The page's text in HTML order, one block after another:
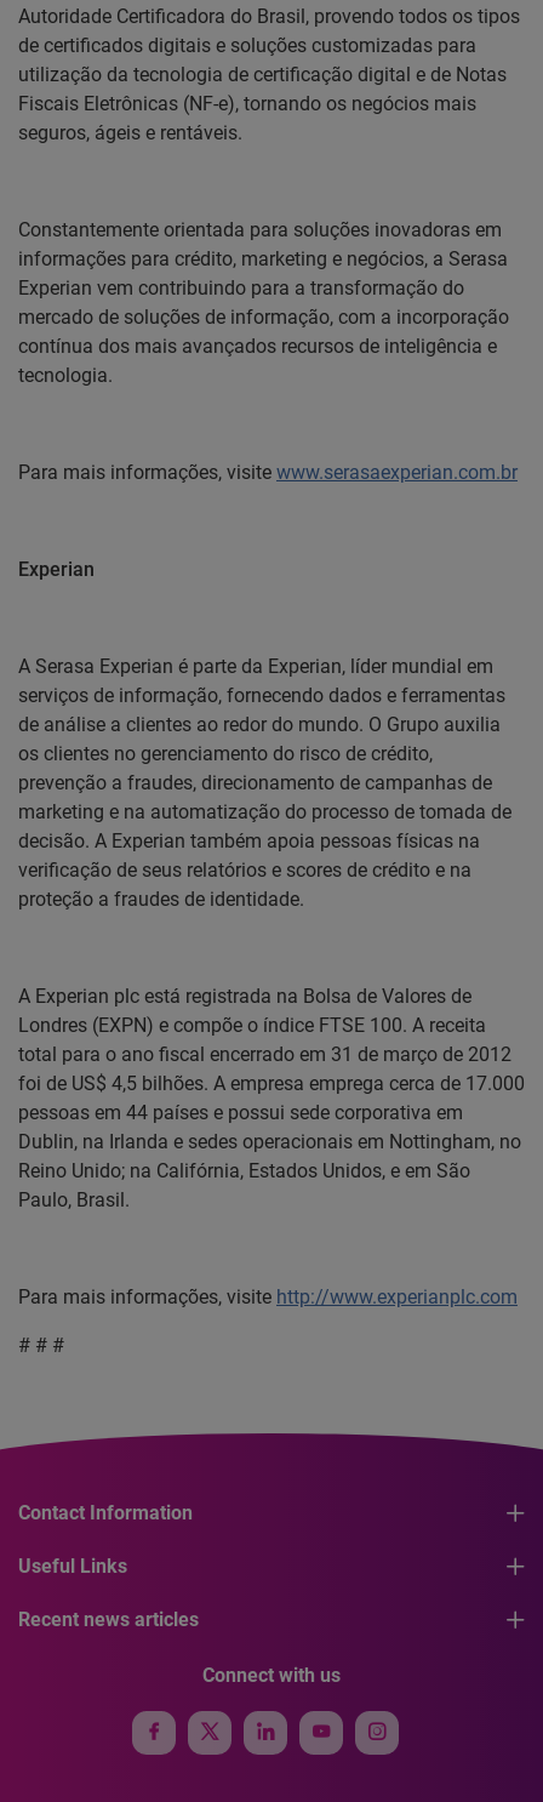
Autoridade Certificadora do Brasil, provendo todos os tipos
de certificados digitais e soluções customizadas para
utilização da tecnologia de certificação digital e de Notas
Fiscais Eletrônicas (NF-e), tornando os negócios mais
seguros, ágeis e rentáveis.
Constantemente orientada para soluções inovadoras em
informações para crédito, marketing e negócios, a Serasa
Experian vem contribuindo para a transformação do
mercado de soluções de informação, com a incorporação
contínua dos mais avançados recursos de inteligência e
tecnologia.
Para mais informações, visite www.serasaexperian.com.br
Experian
A Serasa Experian é parte da Experian, líder mundial em
serviços de informação, fornecendo dados e ferramentas
de análise a clientes ao redor do mundo. O Grupo auxilia
os clientes no gerenciamento do risco de crédito,
prevenção a fraudes, direcionamento de campanhas de
marketing e na automatização do processo de tomada de
decisão. A Experian também apoia pessoas físicas na
verificação de seus relatórios e scores de crédito e na
proteção a fraudes de identidade.
A Experian plc está registrada na Bolsa de Valores de
Londres (EXPN) e compõe o índice FTSE 100. A receita
total para o ano fiscal encerrado em 31 de março de 2012
foi de US$ 4,5 bilhões. A empresa emprega cerca de 17.000
pessoas em 44 países e possui sede corporativa em
Dublin, na Irlanda e sedes operacionais em Nottingham, no
Reino Unido; na Califórnia, Estados Unidos, e em São
Paulo, Brasil.
Para mais informações, visite http://www.experianplc.com
# # #
Contact Information
Useful Links
Recent news articles
Connect with us